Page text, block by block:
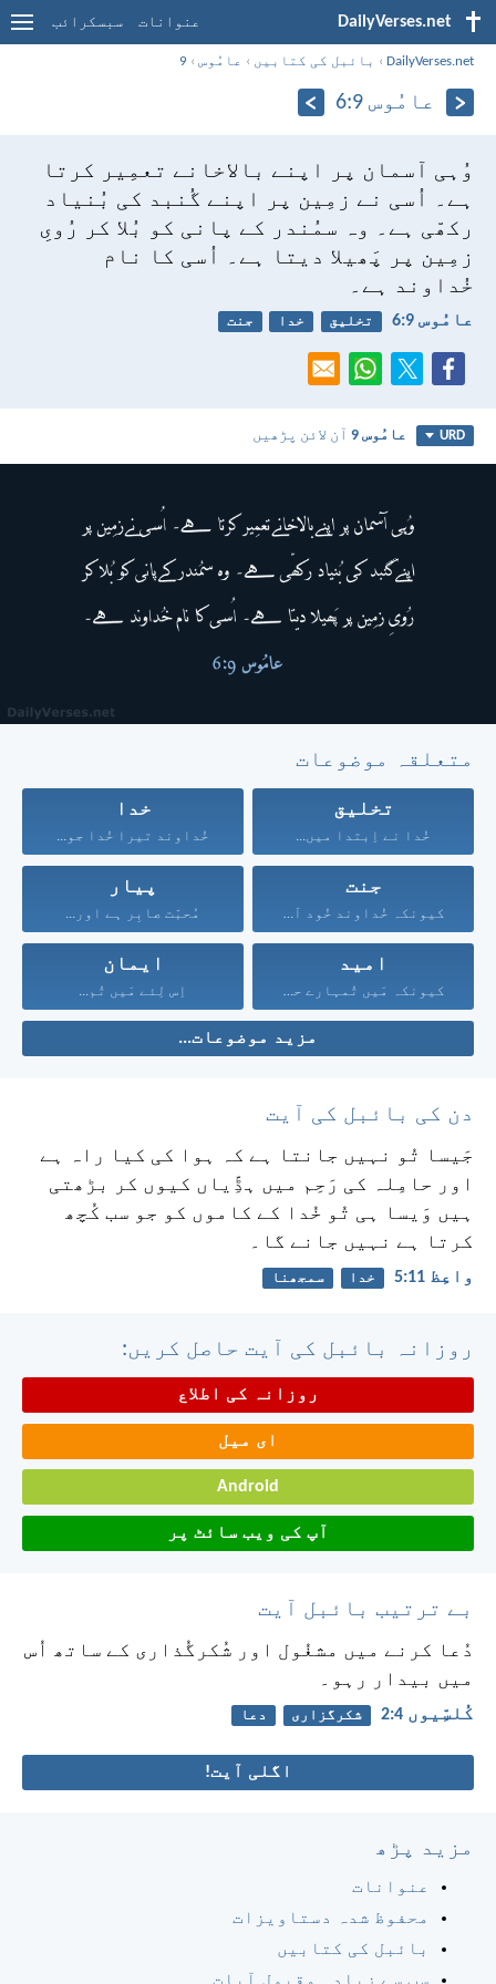
DailyVerses.net عنوانات سبسکرائب
DailyVerses.net
› بائبل کی کتابیں › عامُوس ›
9
عامُوس 9:‏6
وُہی آسمان پر اپنے بالاخانے تعمِیر کرتا
ہے۔
اُسی نے زمِین پر اپنے گُنبد کی بُنیاد
رکھّی ہے۔ وہ سمُندر کے پانی کو بُلا کر
رُویِ
زمِین پر پَھیلا دیتا ہے۔
اُسی کا نام
خُداوند ہے۔
عامُوس 9:‏6 تخلیق خدا جنت
URD عامُوس 9 آن لائن پڑھیں
متعلقہ موضوعات
تخلیق
خُدا نے اِبتدا میں...
خدا
خُداوند تیرا خُدا جو...
جنت
کیونکہ خُداوند خُود آسمان...
پیار
مُحبّت صابِر ہے اور...
امید
کیونکہ مَیں تُمہارے حق...
ایمان
اِس لِئے مَیں تُم...
مزید موضوعات...
دن کی بائبل کی آیت
جَیسا تُو نہیں جانتا ہے کہ ہوا کی کیا راہ ہے
اور حامِلہ کی رَحِم میں ہڈِّیاں کیوں کر بڑھتی
ہیں وَیسا ہی تُو خُدا کے کاموں کو جو سب کُچھ
کرتا ہے نہیں جانے گا۔
واعِظ 11:‏5 خدا سمجھنا
روزانہ بائبل کی آیت حاصل کریں:
روزانہ کی اطلاع
ای میل
Android
آپ کی ویب سائٹ پر
بے ترتیب بائبل آیت
دُعا کرنے میں مشغُول اور شُکرگُذاری کے ساتھ اُس
میں بیدار رہو۔
کُلسِّیوں 4:‏2 شکرگزاری دعا
اگلی آیت!
مزید پڑھ
عنوانات
محفوظ شدہ دستاویزات
بائبل کی کتابیں